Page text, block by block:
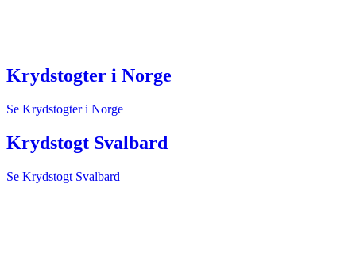
Krydstogter i Norge
Se Krydstogter i Norge
Krydstogt Svalbard
Se Krydstogt Svalbard